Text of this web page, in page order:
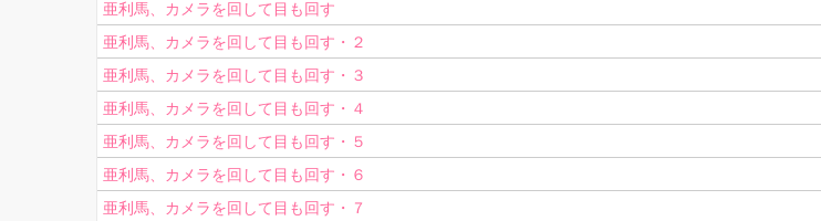
亜利馬、カメラを回して目も回す
亜利馬、カメラを回して目も回す・２
亜利馬、カメラを回して目も回す・３
亜利馬、カメラを回して目も回す・４
亜利馬、カメラを回して目も回す・５
亜利馬、カメラを回して目も回す・６
亜利馬、カメラを回して目も回す・７